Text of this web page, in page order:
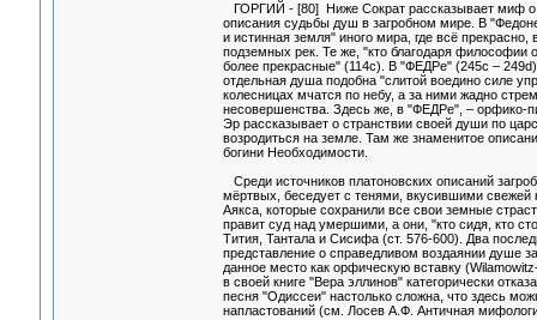
ГОРГИЙ - [80] Ниже Сократ рассказывает миф о
описания судьбы душ в загробном мире. В
и истинная земля" иного мира, где всё
подземных рек. Те же, "кто благодаря
более прекрасные" (114с). В "ФЕДРе" (245с –
отдельная душа подобна "слитой воедино силе
колесницах мчатся по небу, а за ними жадно
несовершенства. Здесь же, в "ФЕДРе", – орфико-
Эр рассказывает о странствии своей души по
возродиться на земле. Там же знаменитое
богини Необходимости.
Среди источников платоновских описаний
мёртвых, беседует с тенями, вкусившими
Аякса, которые сохранили все свои земные
правит суд над умершими, а они, "кто сидя, кто
Тития, Тантала и Сисифа (ст. 576-600). Два
представление о справедливом воздаянии душе
данное место как орфическую вставку
в своей книге "Вера эллинов" категорически
песня "Одиссеи" настолько сложна, что здесь
напластований (см. Лосев А.Ф. Античная